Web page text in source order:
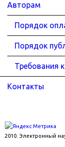
Авторам
Порядок
Порядок
Требования
Контакты
2010. Электронный